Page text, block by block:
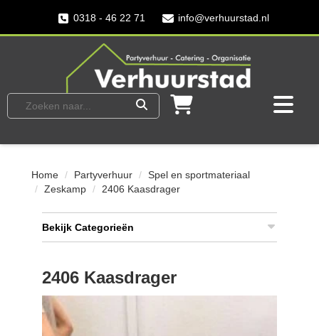
0318 - 46 22 71 info@verhuurstad.nl
Home Partyverhuur
Spel en sportmateriaal
Zeskamp
2406 Kaasdrager
Bekijk Categorieën
2406 Kaasdrager